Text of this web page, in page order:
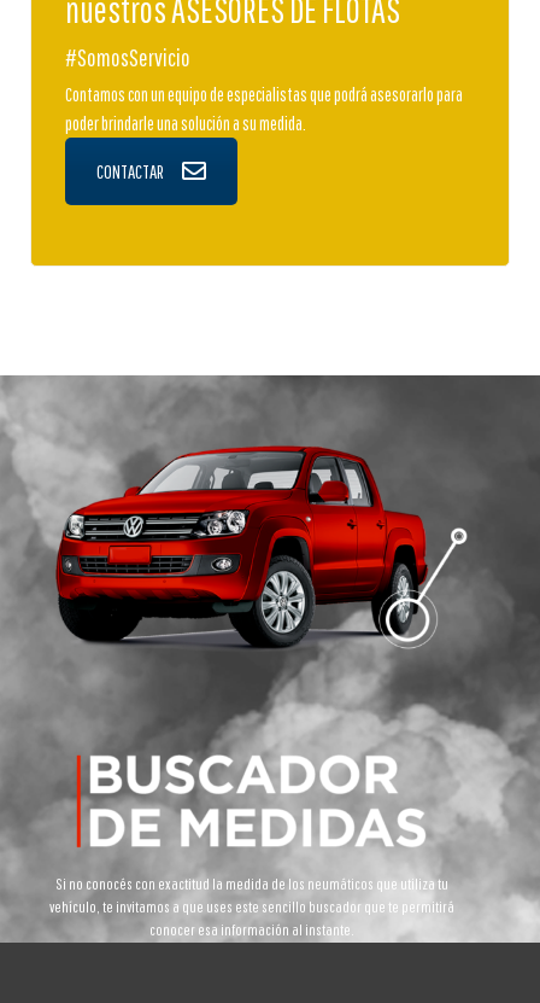
nuestros ASESORES DE FLOTAS
#SomosServicio
Contamos con un equipo de especialistas que podrá asesorarlo para
poder brindarle una solución a su medida.
CONTACTAR
Si no conocés con exactitud la medida de los neumáticos que utiliza tu
vehículo, te invitamos a que uses este sencillo buscador que te permitirá
conocer esa información al instante.